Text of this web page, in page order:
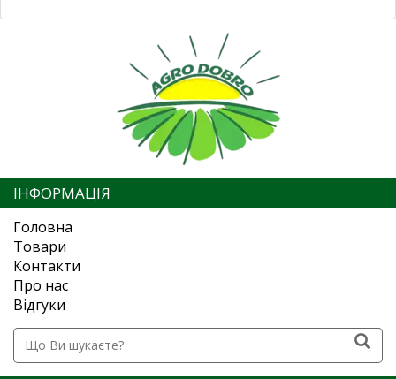
ІНФОРМАЦІЯ
Головна
Товари
Контакти
Про нас
Відгуки